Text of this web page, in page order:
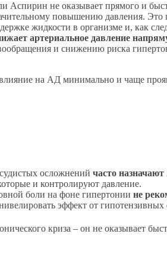
Аспирин не оказывает прямого и
повышению давления. Это
жидкости в организме и, как
артериальное давление
и снижению риска
на АД минимально и чаще
осложнений часто назначают
и контролируют давление.
боли на фоне гипертонии не
эффект от гипотензивных
криза – он не оказывает